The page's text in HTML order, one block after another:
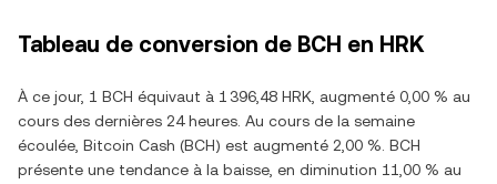
Tableau de conversion de BCH en HRK
À ce jour, 1 BCH équivaut à 1 396,48 HRK, augmenté 0,00 % au
cours des dernières 24 heures. Au cours de la semaine
écoulée, Bitcoin Cash (BCH) est augmenté 2,00 %. BCH
présente une tendance à la baisse, en diminution 11,00 % au